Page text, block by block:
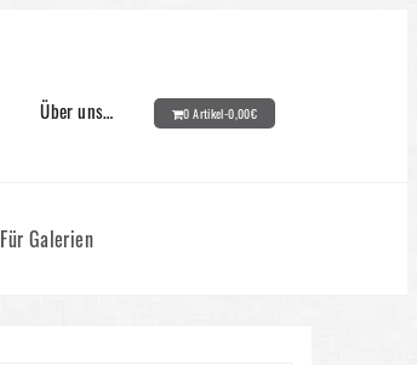
Über uns… 0 Artikel-0,00€
Für Galerien